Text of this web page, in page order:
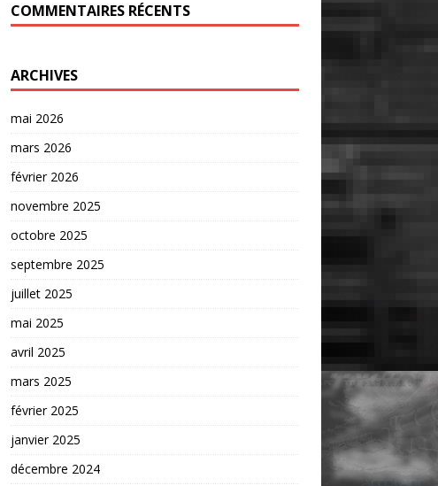
COMMENTAIRES RÉCENTS
ARCHIVES
mai 2026
mars 2026
février 2026
novembre 2025
octobre 2025
septembre 2025
juillet 2025
mai 2025
avril 2025
mars 2025
février 2025
janvier 2025
décembre 2024